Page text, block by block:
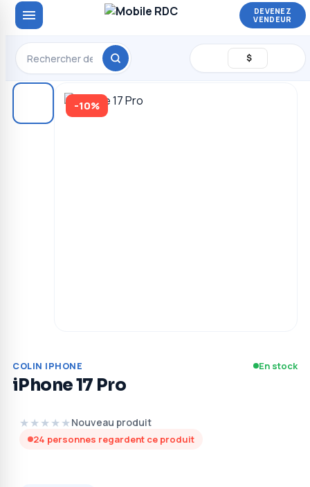
DEVENEZ
VENDEUR
$
-10%
COLIN IPHONE En stock
iPhone 17 Pro
★★★★★Nouveau produit
24 personnes regardent ce produit